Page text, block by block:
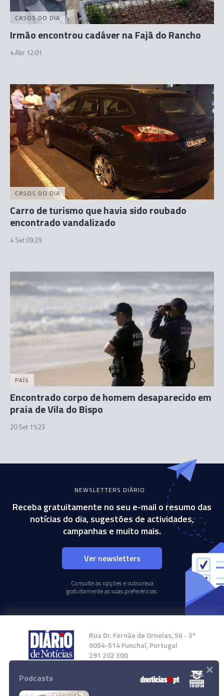
CASOS DO DIA
Irmão encontrou cadáver na Fajã do Rancho
4 Abr 12:01
CASOS DO DIA
Carro de turismo que havia sido roubado
encontrado vandalizado
4 Set 09:29
PAÍS
Encontrado corpo de homem desaparecido em
praia de Vila do Bispo
20 Set 15:23
NEWSLETTERS DIÁRIO
Receba gratuitamente no seu e-mail o resumo das
notícias do dia, sugestões de actividades,
campanhas e muito mais.
Ver newsletters
Consulte as opções e subscreva
gratuitamente as suas preferências.
Rua Dr. Fernão de Ornelas, 56 - 3º
9054-514 Funchal, Portugal
291 202 300
Instale a nossa App
Podcasts ×